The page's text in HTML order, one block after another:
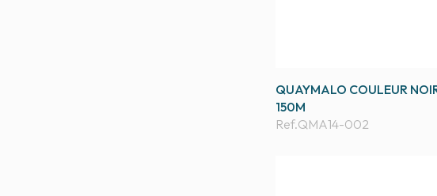
QUAYMALO COULEUR
150M
Ref.QMA14-002